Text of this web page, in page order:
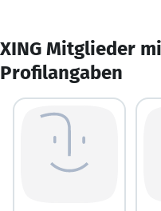
XING Mitglieder
Profilangaben